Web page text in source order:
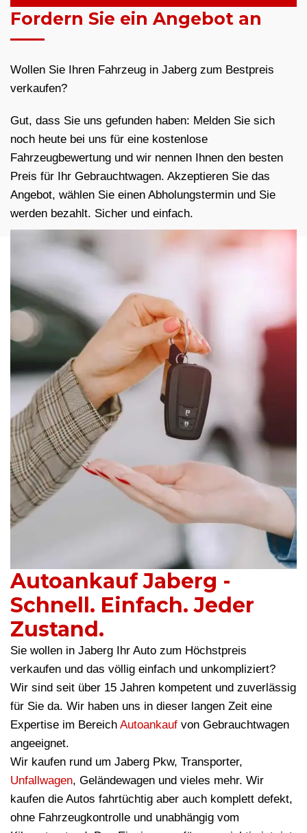
Fordern Sie ein Angebot an
Wollen Sie Ihren Fahrzeug in Jaberg zum Bestpreis
verkaufen?
Gut, dass Sie uns gefunden haben: Melden Sie sich
noch heute bei uns für eine kostenlose
Fahrzeugbewertung und wir nennen Ihnen den besten
Preis für Ihr Gebrauchtwagen. Akzeptieren Sie das
Angebot, wählen Sie einen Abholungstermin und Sie
werden bezahlt. Sicher und einfach.
Autoankauf Jaberg -
Schnell. Einfach. Jeder
Zustand.
Sie wollen in Jaberg Ihr Auto zum Höchstpreis
verkaufen und das völlig einfach und unkompliziert?
Wir sind seit über 15 Jahren kompetent und zuverlässig
für Sie da. Wir haben uns in dieser langen Zeit eine
Expertise im Bereich Autoankauf von Gebrauchtwagen
angeeignet.
Wir kaufen rund um Jaberg Pkw, Transporter,
Unfallwagen, Geländewagen und vieles mehr. Wir
kaufen die Autos fahrtüchtig aber auch komplett defekt,
ohne Fahrzeugkontrolle und unabhängig vom